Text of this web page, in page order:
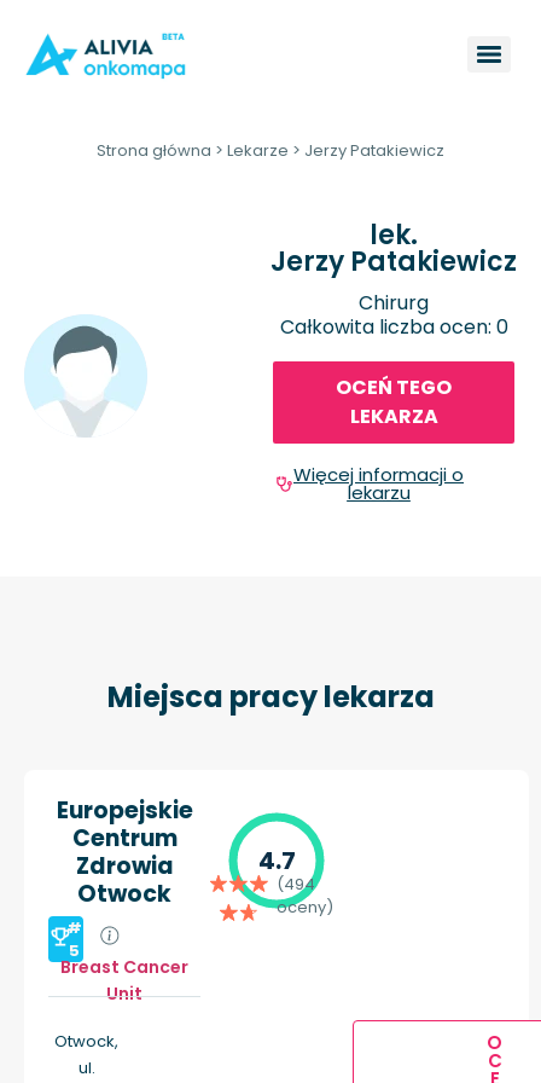
Strona główna > Lekarze > Jerzy Patakiewicz
lek.
Jerzy Patakiewicz
Chirurg
Całkowita liczba ocen: 0
OCEŃ TEGO
LEKARZA
Więcej informacji o
lekarzu
Miejsca pracy lekarza
Europejskie
Centrum
Zdrowia
Otwock
#
5
Breast Cancer
Unit
Otwock,
ul.
4.7
(494
oceny)
O
C